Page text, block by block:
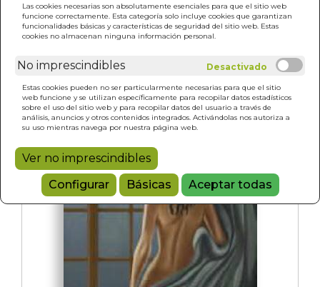
Las cookies necesarias son absolutamente esenciales para que el sitio web
funcione correctamente. Esta categoría solo incluye cookies que garantizan
funcionalidades básicas y características de seguridad del sitio web. Estas
cookies no almacenan ninguna información personal.
No imprescindibles
Estas cookies pueden no ser particularmente necesarias para que el sitio
web funcione y se utilizan específicamente para recopilar datos estadísticos
sobre el uso del sitio web y para recopilar datos del usuario a través de
análisis, anuncios y otros contenidos integrados. Activándolas nos autoriza a
su uso mientras navega por nuestra página web.
Ver no imprescindibles
Configurar
Básicas Aceptar todas